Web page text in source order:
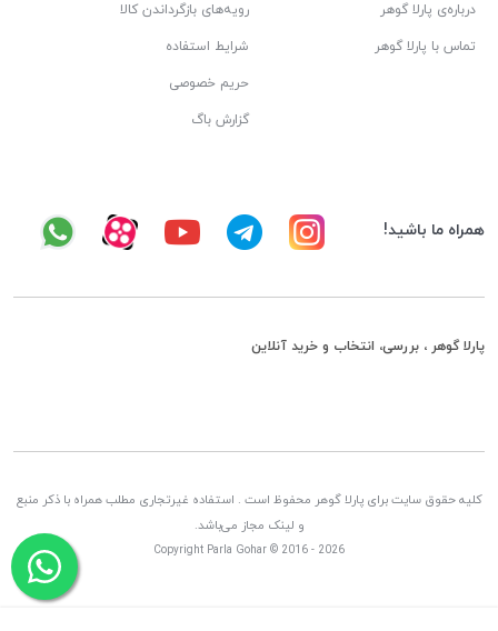
درباره‌ی پارلا گوهر
تماس با پارلا گوهر
رویه‌های بازگرداندن کالا
شرایط استفاده
حریم خصوصی
گزارش باگ
همراه ما باشید!
پارلا گوهر ، بررسی، انتخاب و خرید آنلاین
کلیه حقوق سایت برای پارلا گوهر محفوظ است . استفاده غیرتجاری مطلب همراه با ذکر منبع
و لینک مجاز می‌باشد.
Copyright Parla Gohar © 2016 - 2026